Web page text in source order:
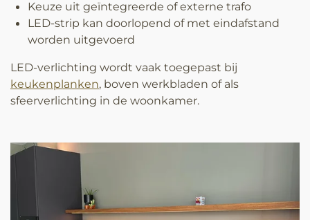
Keuze uit geïntegreerde of externe trafo
LED-strip kan doorlopend of met eindafstand
worden uitgevoerd
LED-verlichting wordt vaak toegepast bij
keukenplanken, boven werkbladen of als
sfeerverlichting in de woonkamer.